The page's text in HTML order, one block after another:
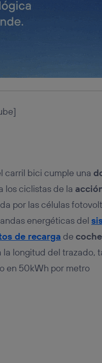
carril bici cumple una
los ciclistas de la
por las células
energéticas del
de recarga de
la longitud del trazado,
en 50kWh por metro